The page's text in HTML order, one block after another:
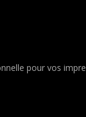
pour vos